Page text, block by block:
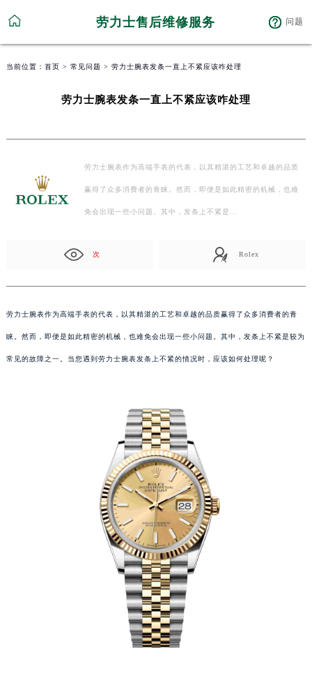
劳力士售后维修服务 问题
当前位置： 首页 > 常见问题 > 劳力士腕表发条一直上不紧应该咋处理
劳力士腕表发条一直上不紧应该咋处理
劳力士腕表作为高端手表的代表，以其精湛的工艺和卓越的品质
赢得了众多消费者的青睐。然而，即便是如此精密的机械，也难
免会出现一些小问题。其中，发条上不紧是…
次 Rolex
劳力士腕表作为高端手表的代表，以其精湛的工艺和卓越的品质赢得了众多消费者的青
睐。然而，即便是如此精密的机械，也难免会出现一些小问题。其中，发条上不紧是较为
常见的故障之一。当您遇到劳力士腕表发条上不紧的情况时，应该如何处理呢？